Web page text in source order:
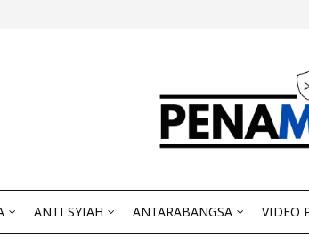
ANTI SYIAH ANTARABANGSA VIDEO